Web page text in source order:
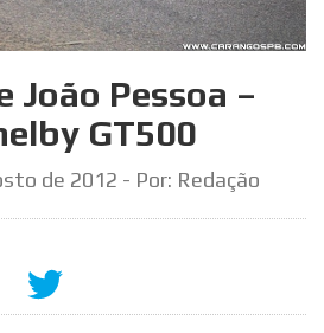
João Pessoa –
GT500
de 2012 - Por: Redação